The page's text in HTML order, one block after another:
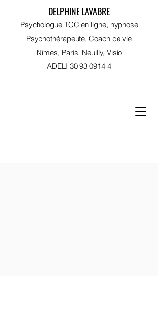
Psychologue TCC en ligne, hypnose
Psychothérapeute, Coach de vie
Nîmes, Paris, Neuilly, Visio
ADELI 30 93 0914 4
DELPHINE LAVABRE